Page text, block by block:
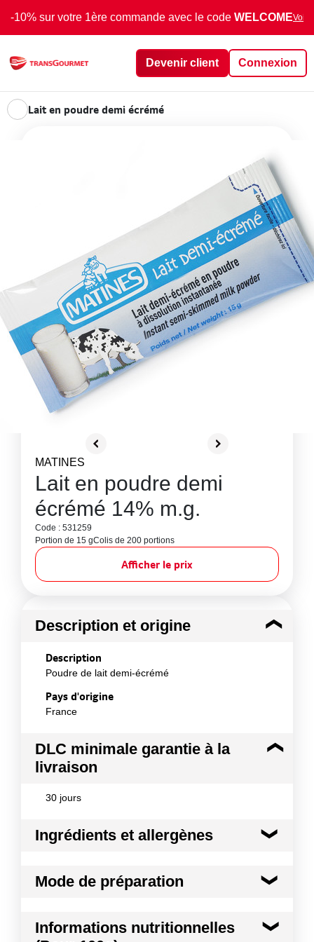
-10% sur votre 1ère commande avec le code WELCOMEVoir
Devenir client Connexion
Lait en poudre demi écrémé
MATINES
Lait en poudre demi
écrémé 14% m.g.
Code : 531259
Portion de 15 gColis de 200 portions
Afficher le prix
Description et origine
Description
Poudre de lait demi-écrémé
Pays d'origine
France
DLC minimale garantie à la
livraison
30 jours
Ingrédients et allergènes
Poudre de lait demi-écrémé.
Lait et produits à base de lait
Conformément aux informations transmises
Mode de préparation
chaude mais non bouillante.
Informations nutritionnelles